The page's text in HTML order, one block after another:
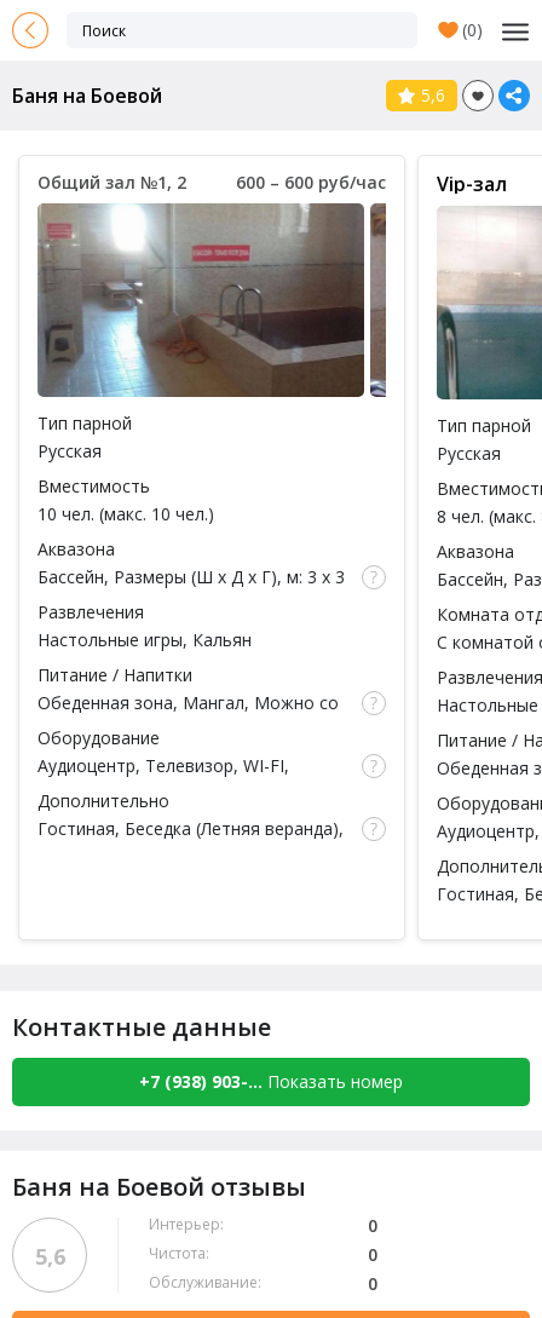
(0)
Баня на Боевой 5,6
Общий зал №1, 2 600 – 600 руб/час
Тип парной
Русская
Вместимость
10 чел. (макс. 10 чел.)
Аквазона
Бассейн, Размеры (Ш x Д x Г), м: 3 x 3
Развлечения
Настольные игры, Кальян
Питание / Напитки
Обеденная зона, Мангал, Можно со
своей едой
Оборудование
Аудиоцентр, Телевизор, WI-FI,
Дополнительно
Гостиная, Беседка (Летняя веранда),
Парковка
Vip-зал
Тип парной
Русская
8 чел. (макс.
Аквазона
Бассейн,
Комната
С комнатой
Развлечения
Питание /
Обеденная
своей едой
Гостиная,
Халаты,
Контактные данные
+7 (938) 903-... Показать номер
Баня на Боевой отзывы
5,6
Интерьер: 0
Чистота: 0
Обслуживание: 0